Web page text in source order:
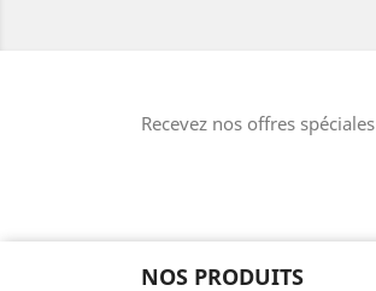
Recevez nos offres spéciales
NOS PRODUITS